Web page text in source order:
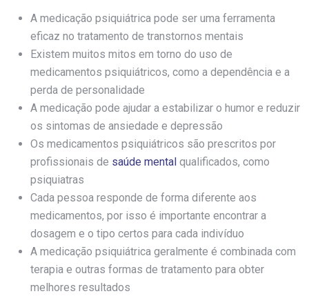
A medicação psiquiátrica pode ser uma ferramenta
eficaz no tratamento de transtornos mentais
Existem muitos mitos em torno do uso de
medicamentos psiquiátricos, como a dependência e a
perda de personalidade
A medicação pode ajudar a estabilizar o humor e reduzir
os sintomas de ansiedade e depressão
Os medicamentos psiquiátricos são prescritos por
profissionais de saúde mental qualificados, como
psiquiatras
Cada pessoa responde de forma diferente aos
medicamentos, por isso é importante encontrar a
dosagem e o tipo certos para cada indivíduo
A medicação psiquiátrica geralmente é combinada com
terapia e outras formas de tratamento para obter
melhores resultados